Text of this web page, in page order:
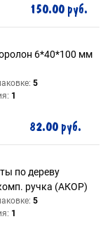
150.00 руб.
6*40*100 мм
5
1
82.00 руб.
по дереву
ручка (АКОР)
5
1